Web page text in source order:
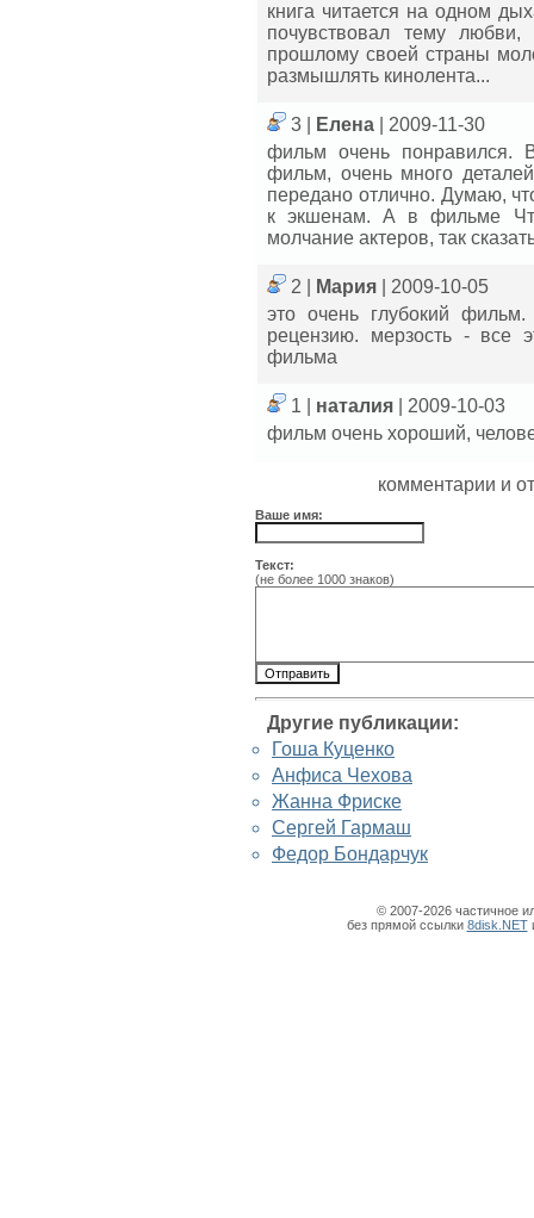
книга читается на одном
почувствовал тему
прошлому своей страны
размышлять кинолента...
3 | Елена
| 2009-11-30
фильм очень понравился.
фильм, очень много
передано отлично. Думаю,
к экшенам. А в фильме
молчание актеров, так
2 | Мария
| 2009-10-05
это очень глубокий
рецензию. мерзость - все
фильма
1 | наталия
| 2009-10-03
фильм очень хороший,
комментарии и
Ваше имя:
Текст:
(не более 1000 знаков)
Другие публикации:
Гоша Куценко
Анфиса Чехова
Жанна Фриске
Сергей Гармаш
Федор Бондарчук
© 2007-2026 частичное
без прямой ссылки 8disk.NET